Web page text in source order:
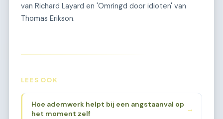
van Richard Layard en 'Omringd door idioten' van
Thomas Erikson.
LEES OOK
Hoe ademwerk helpt bij een angstaanval op
het moment zelf
→